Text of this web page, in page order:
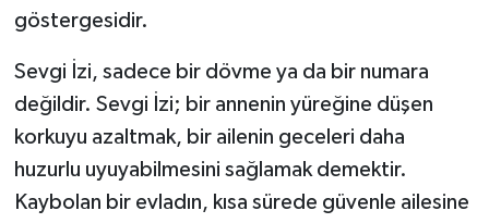
göstergesidir.
Sevgi İzi, sadece bir dövme ya da bir numara
değildir. Sevgi İzi; bir annenin yüreğine düşen
korkuyu azaltmak, bir ailenin geceleri daha
huzurlu uyuyabilmesini sağlamak demektir.
Kaybolan bir evladın, kısa sürede güvenle ailesine